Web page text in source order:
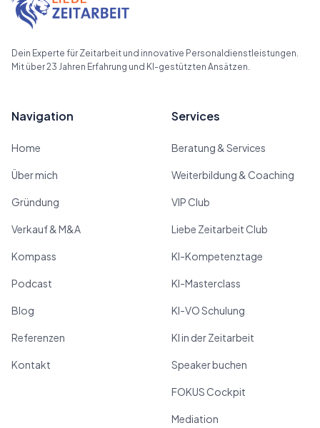
Dein Experte für Zeitarbeit und innovative Personaldienstleistungen.
Mit über 23 Jahren Erfahrung und KI-gestützten Ansätzen.
Navigation
Home
Über mich
Gründung
Verkauf & M&A
Kompass
Podcast
Blog
Referenzen
Kontakt
Services
Beratung & Services
Weiterbildung & Coaching
VIP Club
Liebe Zeitarbeit Club
KI-Kompetenztage
KI-Masterclass
KI-VO Schulung
KI in der Zeitarbeit
Speaker buchen
FOKUS Cockpit
Mediation